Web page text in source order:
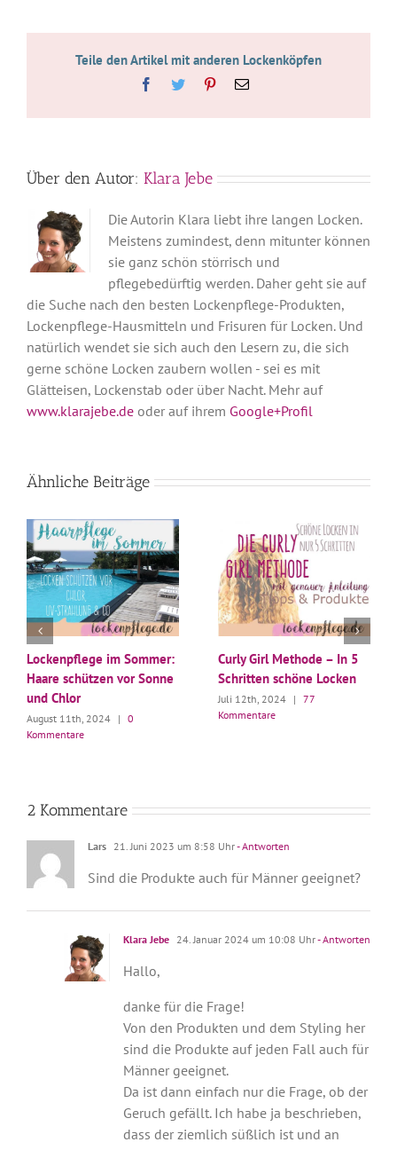
Teile den Artikel mit anderen Lockenköpfen
Facebook
Twitter Pinterest
E-
Über den Autor: Klara Jebe
Die Autorin Klara liebt ihre langen Locken.
Meistens zumindest, denn mitunter können
sie ganz schön störrisch und
pflegebedürftig werden. Daher geht sie auf
die Suche nach den besten Lockenpflege-Produkten,
Lockenpflege-Hausmitteln und Frisuren für Locken. Und
natürlich wendet sie sich auch den Lesern zu, die sich
gerne schöne Locken zaubern wollen - sei es mit
Glätteisen, Lockenstab oder über Nacht. Mehr auf
www.klarajebe.de oder auf ihrem Google+Profil
Ähnliche Beiträge
Lockenpflege im Sommer:
Haare schützen vor Sonne
und Chlor
August 11th, 2024 | 0
Kommentare
Curly Girl Methode – In 5
Schritten schöne Locken
Juli 12th, 2024 | 77
Kommentare
2 Kommentare
Lars 21. Juni 2023 um 8:58 Uhr- Antworten
Sind die Produkte auch für Männer geeignet?
Klara Jebe 24. Januar 2024 um 10:08 Uhr- Antworten
Hallo,
danke für die Frage!
Von den Produkten und dem Styling her
sind die Produkte auf jeden Fall auch für
Männer geeignet.
Da ist dann einfach nur die Frage, ob der
Geruch gefällt. Ich habe ja beschrieben,
dass der ziemlich süßlich ist und an